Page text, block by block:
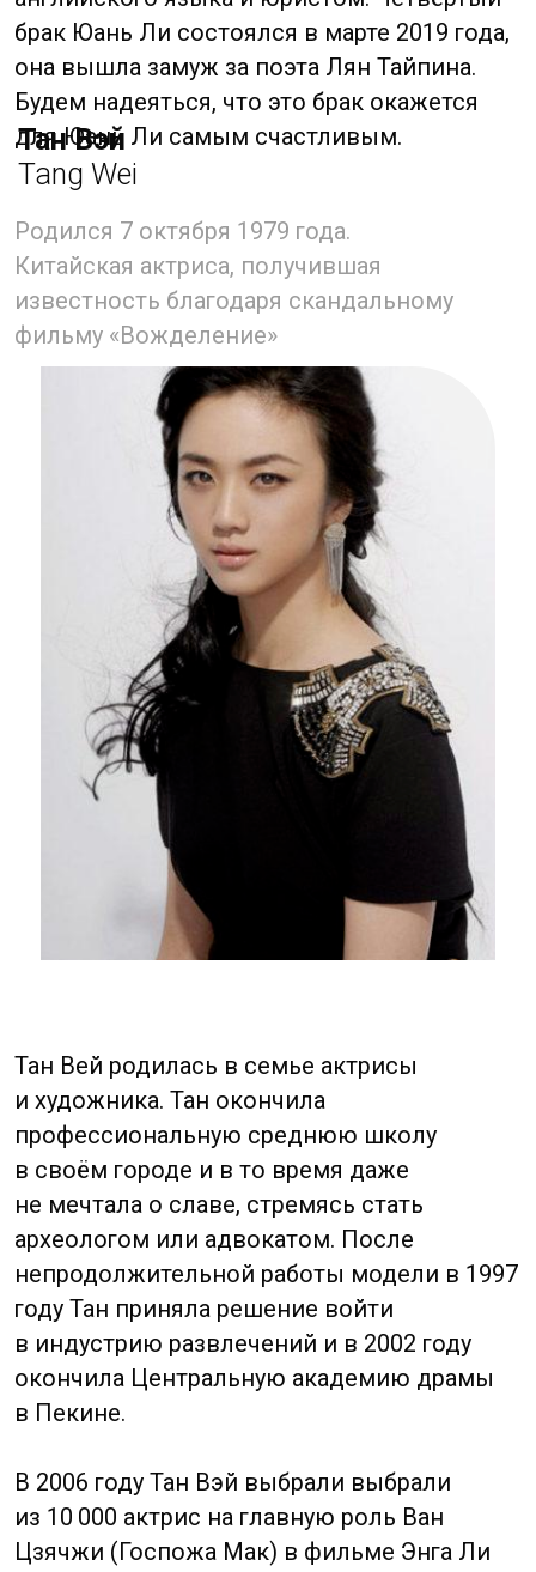
в номинации «Лучший новый
исполнитель» и приобрела широкую
известность за пределами Китая.
Но весной 2008 года Китайская
государственная администрация кино,
радио и телевидения приказала СМИ
с наличием демонстрации половых актов
в фильме, после чего Тан Вэй потеряла
много рекламных контрактов и буквально
выпала из индустрии на несколько лет.
Но Тан не теряла времени и прошла
обучение по классу актёрского мастерства
в университете Рединга в Соединенном
В 2010 году Тан Вэй снялась в фильмах
«Поздняя осень» и «Пересекая Хеннеси».
В сентябре 2010 года Тан Вэй пригласили
на роль первой жены Мао Цзэдуна
в фильм «Создание партии» (2011),
но впоследствии внук Мао Цзэдуна, Мао
Синьюй назвал Тан порочной женщиной,
не достойной играть роль первой жены
Председателя Мао и приказал вырезать
сцены с её участием. Тем не менее, в 2015
году на широкий экран вышел фильм
«Кибер» (Blackhat, 2015), где Тан Вей и Крис
Хемсворт сыграли главные роли.
Китайская актриса, модель и спортсменка
художественной гимнастики. Став
чемпионкой мира, Дай поступила на
факультет журналистики и коммуникаций
Пекинского университета и после его
окончания осталась там работать